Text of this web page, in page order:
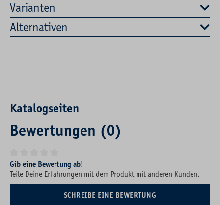
Varianten
Alternativen
Katalogseiten
Bewertungen (0)
Durchschnittliche Bewertung von 0 von 5 Sternen
Gib eine Bewertung ab!
Teile Deine Erfahrungen mit dem Produkt mit anderen Kunden.
SCHREIBE EINE BEWERTUNG